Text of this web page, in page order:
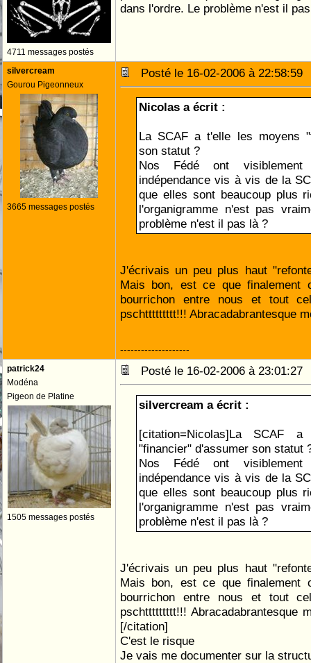
4711 messages postés
dans l'ordre. Le problème n'est il
silvercream
Gourou Pigeonneux
3665 messages postés
Posté le 16-02-2006 à
Nicolas a écrit :
La SCAF a t'elle les moyens
son statut ?
Nos Fédé ont
indépendance vis à vis de la
que elles sont beaucoup plus
l'organigramme n'est pas
problème n'est il pas là ?
J'écrivais un peu plus haut
Mais bon, est ce que finalement
bourrichon entre nous et tout
pschttttttttt!!! Abracadabrantesque
--------------------
patrick24
Modéna
Pigeon de Platine
1505 messages postés
Posté le 16-02-2006 à
silvercream a écrit :
[citation=Nicolas]La SCAF
"financier" d'assumer son statut
Nos Fédé ont
indépendance vis à vis de la
que elles sont beaucoup plus
l'organigramme n'est pas
problème n'est il pas là ?
J'écrivais un peu plus haut
Mais bon, est ce que finalement
bourrichon entre nous et tout
pschttttttttt!!! Abracadabrantesque
[/citation]
C'est le risque
Je vais me documenter sur la